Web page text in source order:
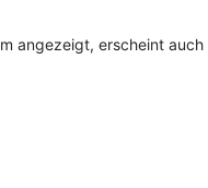
angezeigt, erscheint